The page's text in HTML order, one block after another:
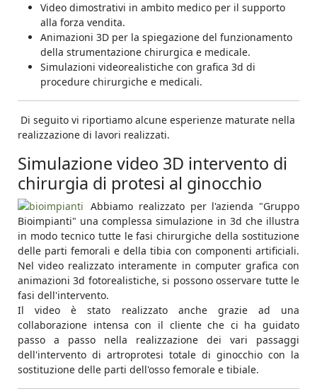
Video dimostrativi in ambito medico per il supporto
alla forza vendita.
Animazioni 3D per la spiegazione del funzionamento
della strumentazione chirurgica e medicale.
Simulazioni videorealistiche con grafica 3d di
procedure chirurgiche e medicali.
Di seguito vi riportiamo alcune esperienze maturate nella
realizzazione di lavori realizzati.
Simulazione video 3D intervento di
chirurgia di protesi al ginocchio
Abbiamo realizzato per l'azienda "Gruppo
Bioimpianti" una complessa simulazione in 3d che illustra
in modo tecnico tutte le fasi chirurgiche della sostituzione
delle parti femorali e della tibia con componenti artificiali.
Nel video realizzato interamente in computer grafica con
animazioni 3d fotorealistiche, si possono osservare tutte le
fasi dell'intervento.
Il video è stato realizzato anche grazie ad una
collaborazione intensa con il cliente che ci ha guidato
passo a passo nella realizzazione dei vari passaggi
dell'intervento di artroprotesi totale di ginocchio con la
sostituzione delle parti dell'osso femorale e tibiale.